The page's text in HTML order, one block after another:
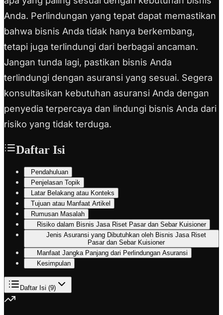
Anda. Perlindungan yang tepat dapat memastikan
bahwa bisnis Anda tidak hanya berkembang,
tetapi juga terlindungi dari berbagai ancaman.
Jangan tunda lagi, pastikan bisnis Anda
terlindungi dengan asuransi yang sesuai. Segera
konsultasikan kebutuhan asuransi Anda dengan
penyedia terpercaya dan lindungi bisnis Anda dari
risiko yang tidak terduga.
Daftar Isi
Pendahuluan
Penjelasan Topik
Latar Belakang atau Konteks
Tujuan atau Manfaat Artikel
Rumusan Masalah
Risiko dalam Bisnis Jasa Riset Pasar dan Sebar Kuisioner
Jenis Asuransi yang Dibutuhkan oleh Bisnis Jasa Riset
Pasar dan Sebar Kuisioner
Manfaat Jangka Panjang dari Perlindungan Asuransi
Kesimpulan
Daftar Isi (9)